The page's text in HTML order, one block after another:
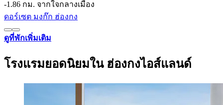
‐1.86 กม. จากใจกลางเมือง
ดอร์เซต มงก๊ก ฮ่องกง
ดูที่พักเพิ่มเติม
โรงแรมยอดนิยมใน ฮ่องกงไอส์แลนด์